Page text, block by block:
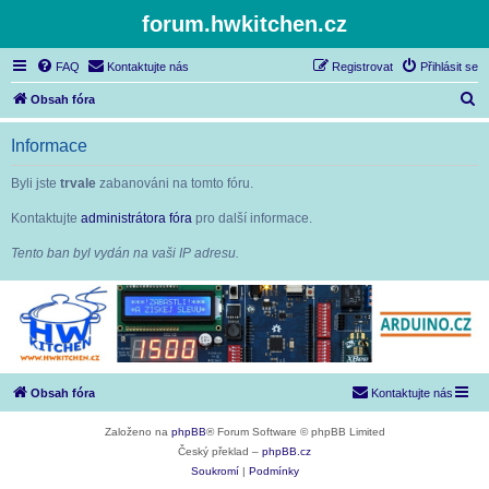
forum.hwkitchen.cz
FAQ Kontaktujte nás Přihlásit se
Registrovat
Obsah fóra
l
Informace
Byli jste trvale zabanováni na tomto fóru.
Kontaktujte administrátora fóra pro další informace.
Tento ban byl vydán na vaši IP adresu.
Obsah fóra Kontaktujte nás
Založeno na phpBB® Forum Software © phpBB Limited
Český překlad – phpBB.cz
Soukromí
Podmínky